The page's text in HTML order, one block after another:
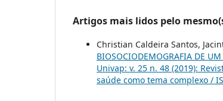
Artigos mais lidos pelo
Christian Caldeira Santos,
BIOSOCIODEMOGRAFIA DE
Univap: v. 25 n. 48 (2019):
saúde como tema complexo /